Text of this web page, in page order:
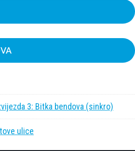
3: Bitka bendova (sinkro)
ulice